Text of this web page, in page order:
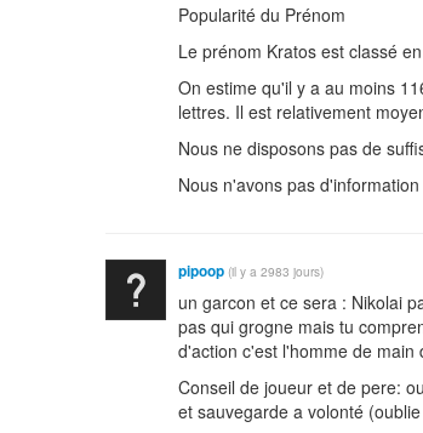
Popularité du Prénom
Le prénom Kratos est classé
On estime qu'il y a au moins
lettres. Il est relativement
Nous ne disposons pas de
Nous n'avons pas
pipoop (il y a 2983 jours)
un garcon et ce sera : Nikolai
pas qui grogne mais tu
d'action c'est l'homme de
Conseil de joueur et de pere:
et sauvegarde a volonté